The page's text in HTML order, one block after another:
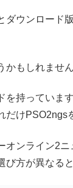
ダウンロード
かもしれません
を持っていま
だけPSO2ngs
オンライン2
び方が異なる